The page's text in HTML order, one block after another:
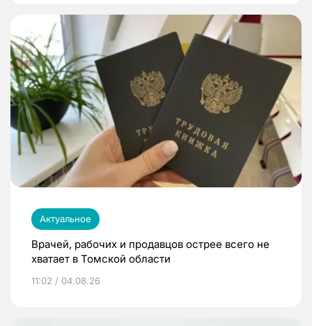
Актуальное
Врачей, рабочих и продавцов острее всего не
хватает в Томской области
11:02 / 04.08.26